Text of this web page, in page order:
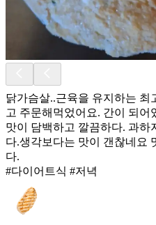
닭가슴살..근육을 유지하는 최
고 주문해먹었어요. 간이 되어
맛이 담백하고 깔끔하다. 과
다.생각보다는 맛이 갠찮네요
다.
#다이어트식 #저녁